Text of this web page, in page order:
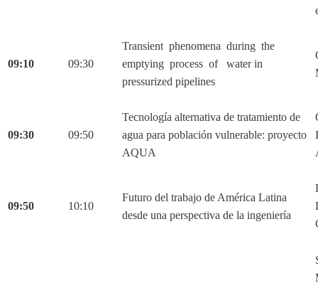
09:10 09:30
Transient phenomena during the
emptying process of water in
pressurized pipelines
09:30 09:50
Tecnología alternativa de tratamiento de
agua para población vulnerable: proyecto
AQUA
09:50 10:10
Futuro del trabajo de América Latina
desde una perspectiva de la ingeniería